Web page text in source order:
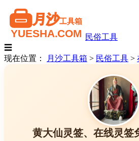
民俗工具
☰
现在位置：
月沙工具箱 > 民俗工具 >
黄大仙灵签、在线灵签